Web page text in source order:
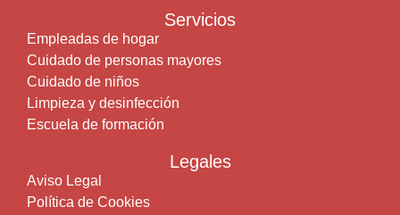
Servicios
Empleadas de hogar
Cuidado de personas mayores
Cuidado de niños
Limpieza y desinfección
Escuela de formación
Legales
Aviso Legal
Política de Cookies